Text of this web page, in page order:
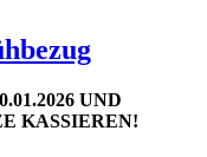
UND
KASSIEREN!